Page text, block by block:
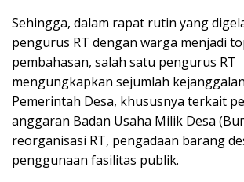
Sehingga, dalam rapat rutin yang
pengurus RT dengan warga menjadi
pembahasan, salah satu pengurus RT
mengungkapkan sejumlah
Pemerintah Desa, khususnya terkait
anggaran Badan Usaha Milik Desa
reorganisasi RT, pengadaan barang
penggunaan fasilitas publik.